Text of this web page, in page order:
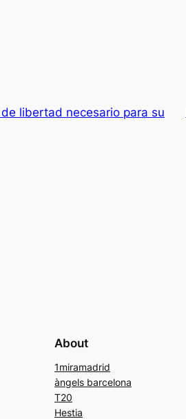
libertad necesario para su
About
1miramadrid
àngels barcelona
T20
Hestia